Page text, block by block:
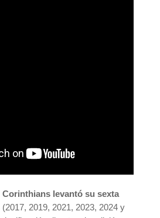
Corinthians levantó su sexta
(2017, 2019, 2021, 2023, 2024 y